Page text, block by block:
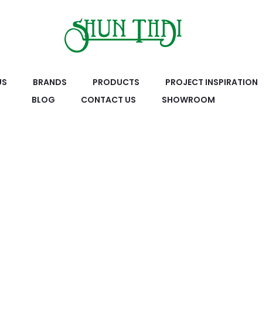
BRANDS PRODUCTS
PROJECT INSPIRATION
BLOG
CONTACT US SHOWROOM